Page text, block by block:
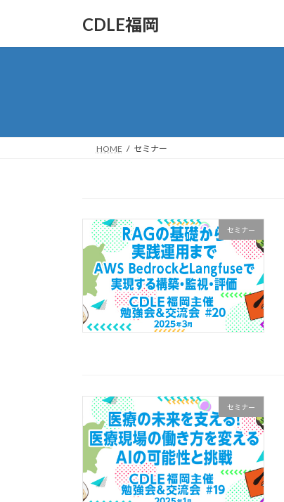
CDLE福岡
HOME セミナー
セミナー
セミナー